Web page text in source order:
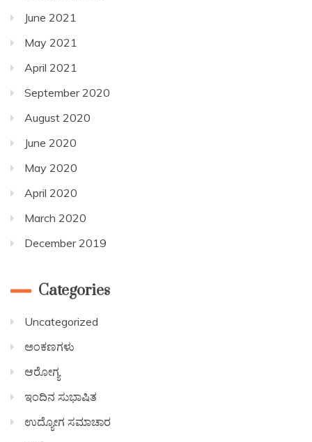
June 2021
May 2021
April 2021
September 2020
August 2020
June 2020
May 2020
April 2020
March 2020
December 2019
Categories
Uncategorized
ಅಂಕಣಗಳು
ಆರೋಗ್ಯ
ಇಂದಿನ ಸುಭಾಷಿತ
ಉದ್ಯೋಗ ಸಮಾಚಾರ